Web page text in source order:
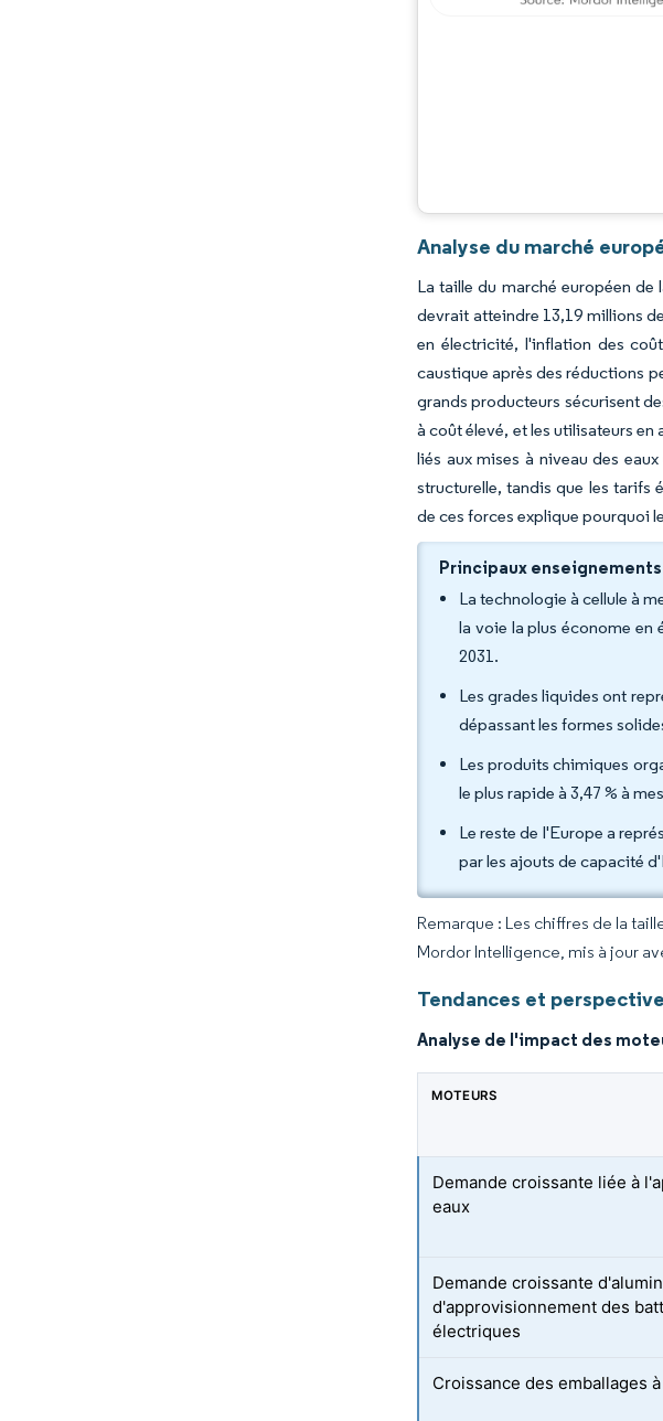
Analyse du marché
La taille du marché européen
devrait atteindre 13,19 millions
en électricité, l'inflation des
caustique après des réductions
grands producteurs sécurisent
à coût élevé, et les utilisateurs
liés aux mises à niveau des
structurelle, tandis que les tarifs
de ces forces explique pourquoi
Principaux
La technologie à cellule à
la voie la plus économe en
2031.
Les grades liquides ont
dépassant les formes
Les produits chimiques
le plus rapide à 3,47 % à
Le reste de l'Europe a
par les ajouts de capacité
Remarque : Les chiffres de la
Mordor Intelligence, mis à jour
Tendances et
Analyse de l'impact des
MOTEURS
Demande croissante liée à
eaux
Demande croissante
d'approvisionnement des
électriques
Croissance des emballages